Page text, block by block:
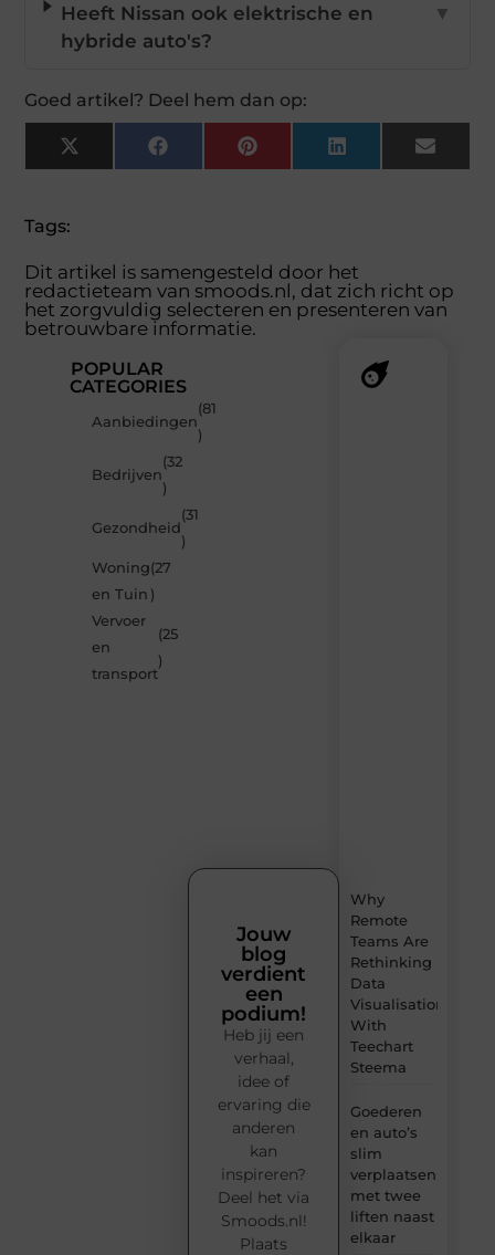
Heeft Nissan ook elektrische en
hybride auto's?
▼
Goed artikel? Deel hem dan op:
X
(Twitter)
FacebookPinterestLinkedInEmail
Tags:
Dit artikel is samengesteld door het
redactieteam van smoods.nl, dat zich richt op
het zorgvuldig selecteren en presenteren van
betrouwbare informatie.
POPULAR
CATEGORIES
Aanbiedingen
(81
)
Bedrijven
(32
)
Gezondheid
(31
)
Woning
en Tuin
(27
)
Vervoer
en
transport
(25
)
Why
Remote
Teams Are
Rethinking
Data
Visualisation
With
Teechart
Steema
Goederen
en auto’s
slim
verplaatsen
met twee
liften naast
elkaar
Jouw
blog
verdient
een
podium!
Heb jij een
verhaal,
idee of
ervaring die
anderen
kan
inspireren?
Deel het via
Smoods.nl!
Plaats